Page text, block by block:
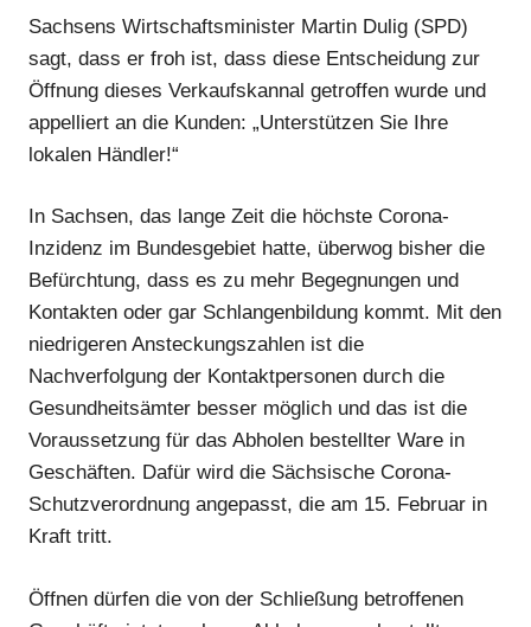
Sachsens Wirtschaftsminister Martin Dulig (SPD)
sagt, dass er froh ist, dass diese Entscheidung zur
Öffnung dieses Verkaufskannal getroffen wurde und
appelliert an die Kunden: „Unterstützen Sie Ihre
lokalen Händler!“
In Sachsen, das lange Zeit die höchste Corona-
Inzidenz im Bundesgebiet hatte, überwog bisher die
Befürchtung, dass es zu mehr Begegnungen und
Kontakten oder gar Schlangenbildung kommt. Mit den
niedrigeren Ansteckungszahlen ist die
Nachverfolgung der Kontaktpersonen durch die
Gesundheitsämter besser möglich und das ist die
Voraussetzung für das Abholen bestellter Ware in
Geschäften. Dafür wird die Sächsische Corona-
Schutzverordnung angepasst, die am 15. Februar in
Kraft tritt.
Öffnen dürfen die von der Schließung betroffenen